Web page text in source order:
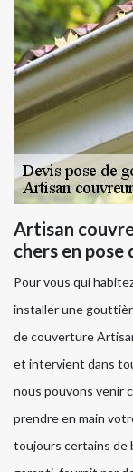
Artisan
chers en
Pour vous qui
installer une
de couverture
et intervient dans
nous pouvons venir
prendre en main
toujours certains de